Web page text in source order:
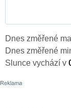
Dnes změřené
Dnes změřené
Slunce vychází v